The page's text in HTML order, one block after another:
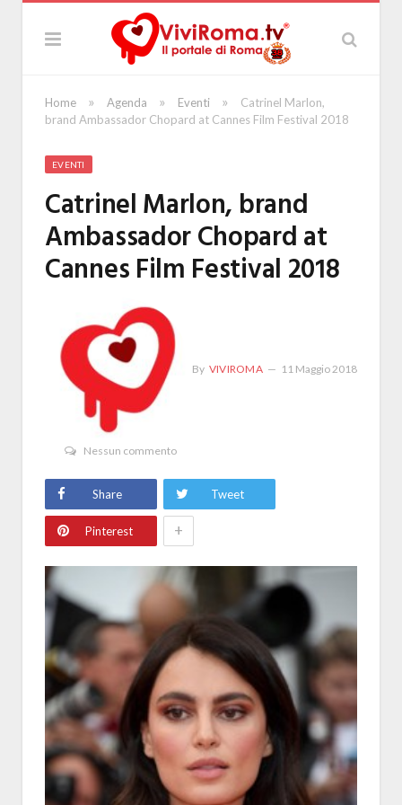
Home » Agenda » Eventi »
Catrinel Marlon,
brand Ambassador Chopard at Cannes Film Festival 2018
EVENTI
Catrinel Marlon, brand
Ambassador Chopard at
Cannes Film Festival 2018
By VIVIROMA 11 Maggio 2018
Nessun commento
Share Tweet
Pinterest +